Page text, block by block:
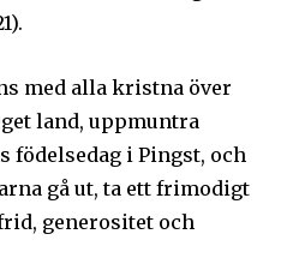
med alla kristna över
land, uppmuntra
födelsedag i Pingst, och
gå ut, ta ett frimodigt
generositet och